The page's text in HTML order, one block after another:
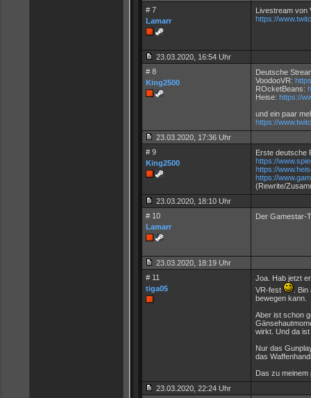
# 7
Lamarr
Livestream von
https://
23.03.2020, 16:54 Uhr
# 8
King2500
Deutsche
VoodooVR:
ROcketBeans:
Heise: https://
und ein paar
https://
23.03.2020, 17:36 Uhr
# 9
King2500
Erste deutsche
https://
https://
https://
(Rewrite/
23.03.2020, 18:10 Uhr
# 10
Lamarr
Der Gamestar-
23.03.2020, 18:19 Uhr
# 11
tiga05
Joa. Hab jetzt
VR-fest
.
bewegen kann.
Aber ist schon
wirkt. Und da
Nur das
das
Das zu meinem
23.03.2020, 22:24 Uhr